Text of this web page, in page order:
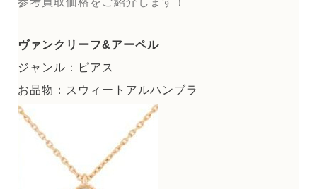
ヴァンクリーフ&アーペル
ジャンル：ピアス
お品物：スウィートアルハンブラ